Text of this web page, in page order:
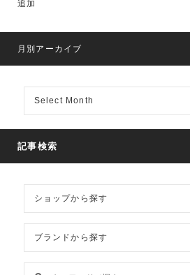
追加
月別アーカイブ
ア
ー
カ
イ
ブ
記事検索